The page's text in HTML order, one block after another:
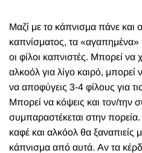
Μαζί με το κάπνισμα πάνε και
καπνίσματος, τα «αγαπημένα»
οι φίλοι καπνιστές. Μπορεί να
αλκοόλ για λίγο καιρό, μπορεί
να αποφύγεις 3-4 φίλους για
Μπορεί να κόψεις και τον/την
συμπαραστέκεται στην πορεία.
καφέ και αλκόολ θα ξαναπιείς
κάπνισμα από αυτά. Αν τα